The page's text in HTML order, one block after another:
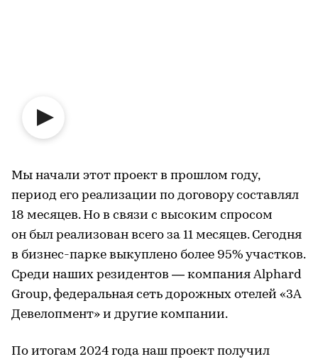
Мы начали этот проект в прошлом году,
период его реализации по договору составлял
18 месяцев. Но в связи с высоким спросом
он был реализован всего за 11 месяцев. Сегодня
в бизнес-парке выкуплено более 95% участков.
Среди наших резидентов — компания Alphard
Group, федеральная сеть дорожных отелей «3А
Девелопмент» и другие компании.
По итогам 2024 года наш проект получил